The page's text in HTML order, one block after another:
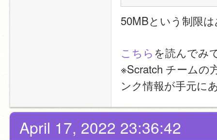
50MBという制限
こちらを読んでみ
※Scratch チームの
ンク情報が手元に
April 17, 2022 23:36:42